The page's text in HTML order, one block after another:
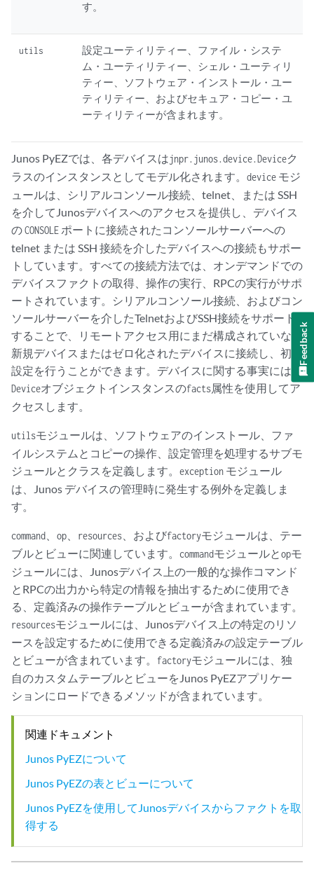
す。
utils
設定ユーティリティー、ファイル・システ
ム・ユーティリティー、シェル・ユーティリ
ティー、ソフトウェア・インストール・ユー
ティリティー、およびセキュア・コピー・ユ
ーティリティーが含まれます。
Junos PyEZでは、各デバイスはjnpr.junos.device.Deviceク
ラスのインスタンスとしてモデル化されます。 device モジ
ュールは、シリアルコンソール接続、telnet、または SSH
を介してJunosデバイスへのアクセスを提供し、デバイス
のCONSOLE ポートに接続されたコンソールサーバーへの
telnet または SSH 接続を介したデバイスへの接続もサポー
トしています。すべての接続方法では、オンデマンドでの
デバイスファクトの取得、操作の実行、RPCの実行がサポ
ートされています。シリアルコンソール接続、およびコン
ソールサーバーを介したTelnetおよびSSH接続をサポート
することで、リモートアクセス用にまだ構成されていない
新規デバイスまたはゼロ化されたデバイスに接続し、初期
設定を行うことができます。デバイスに関する事実には、
Deviceオブジェクトインスタンスのfacts属性を使用してア
クセスします。
utilsモジュールは、ソフトウェアのインストール、ファ
イルシステムとコピーの操作、設定管理を処理するサブモ
ジュールとクラスを定義します。 exception モジュール
は、Junos デバイスの管理時に発生する例外を定義しま
す。
command op resources 、およびfactoryモジュールは、テー
ブルとビューに関連しています。
commandモジュールとopモ
ジュールには、Junosデバイス上の一般的な操作コマンド
とRPCの出力から特定の情報を抽出するために使用でき
る、定義済みの操作テーブルとビューが含まれています。
resourcesモジュールには、Junosデバイス上の特定のリソ
ースを設定するために使用できる定義済みの設定テーブル
とビューが含まれています。
factoryモジュールには、独
自のカスタムテーブルとビューをJunos PyEZアプリケー
ションにロードできるメソッドが含まれています。
関連ドキュメント
Junos PyEZについて
Junos PyEZの表とビューについて
Junos PyEZを使用してJunosデバイスからファクトを取
得する
Feedback